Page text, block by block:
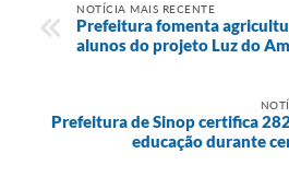
NOTÍCIA MAIS RECENTE
Prefeitura fomenta
alunos do projeto Luz do
Prefeitura de Sinop certifica
educação durante